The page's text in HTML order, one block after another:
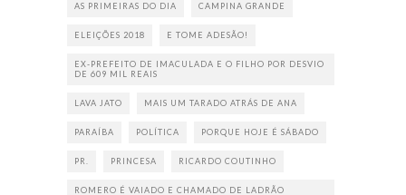
AS PRIMEIRAS DO DIA CAMPINA GRANDE
ELEIÇÕES 2018 E TOME ADESÃO!
EX-PREFEITO DE IMACULADA E O FILHO POR DESVIO
DE 609 MIL REAIS
LAVA JATO MAIS UM TARADO ATRÁS DE ANA
PARAÍBA POLÍTICA PORQUE HOJE É SÁBADO
PR. PRINCESA RICARDO COUTINHO
ROMERO É VAIADO E CHAMADO DE LADRÃO